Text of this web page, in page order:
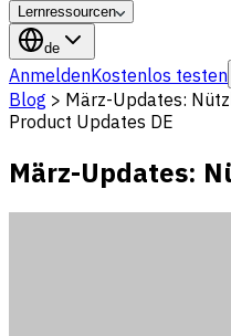
Lernressourcen
de
AnmeldenKostenlos testen
Blog > März-Updates:
Product Updates DE
März-Updates: